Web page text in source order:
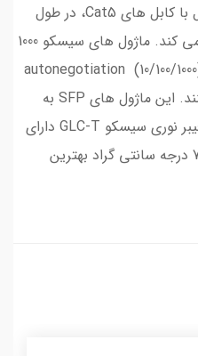
شبکه های مسی است. این ماژول با کابل های Cat5، در طول
پیوند تا 100 متر (328 فوت) عمل می کند. ماژول های سیسکو 1000
BASE-T SFP از مکالمه خودکار (autonegotiation (10/100/1000
و MDI / MDIX پشتیبانی می کنند. این ماژول های SFP به
کانکتور RJ-45 نیاز دارند. ماژول فیبر نوری سیسکو GLC-T دارای
22گرم وزن می باشد و در ذمای 70 درجه سانتی گراد بهترین